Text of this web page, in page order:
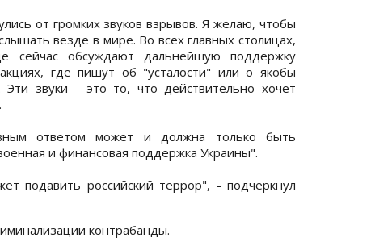
от громких звуков взрывов. Я желаю, чтобы
везде в мире. Во всех главных столицах,
сейчас обсуждают дальнейшую поддержку
где пишут об "усталости" или о якобы
Эти звуки - это то, что действительно хочет
ответом может и должна только быть
и финансовая поддержка Украины".
подавить российский террор", - подчеркнул
контрабанды.